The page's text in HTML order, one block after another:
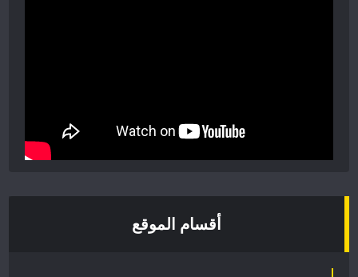
أقسام الموقع